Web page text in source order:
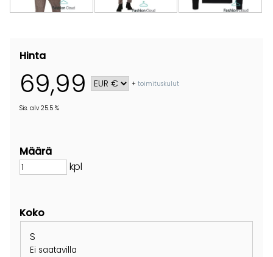
Hinta
69,99 +toimituskulut
Sis. alv 25.5 %
Määrä
kpl
Koko
S
Ei saatavilla